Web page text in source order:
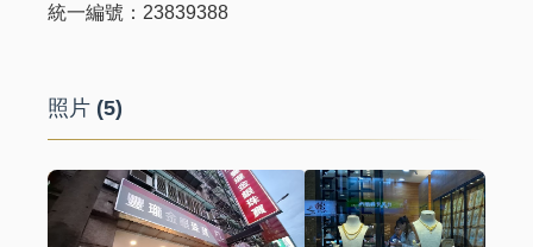
統一編號： 23839388
照片 (5)